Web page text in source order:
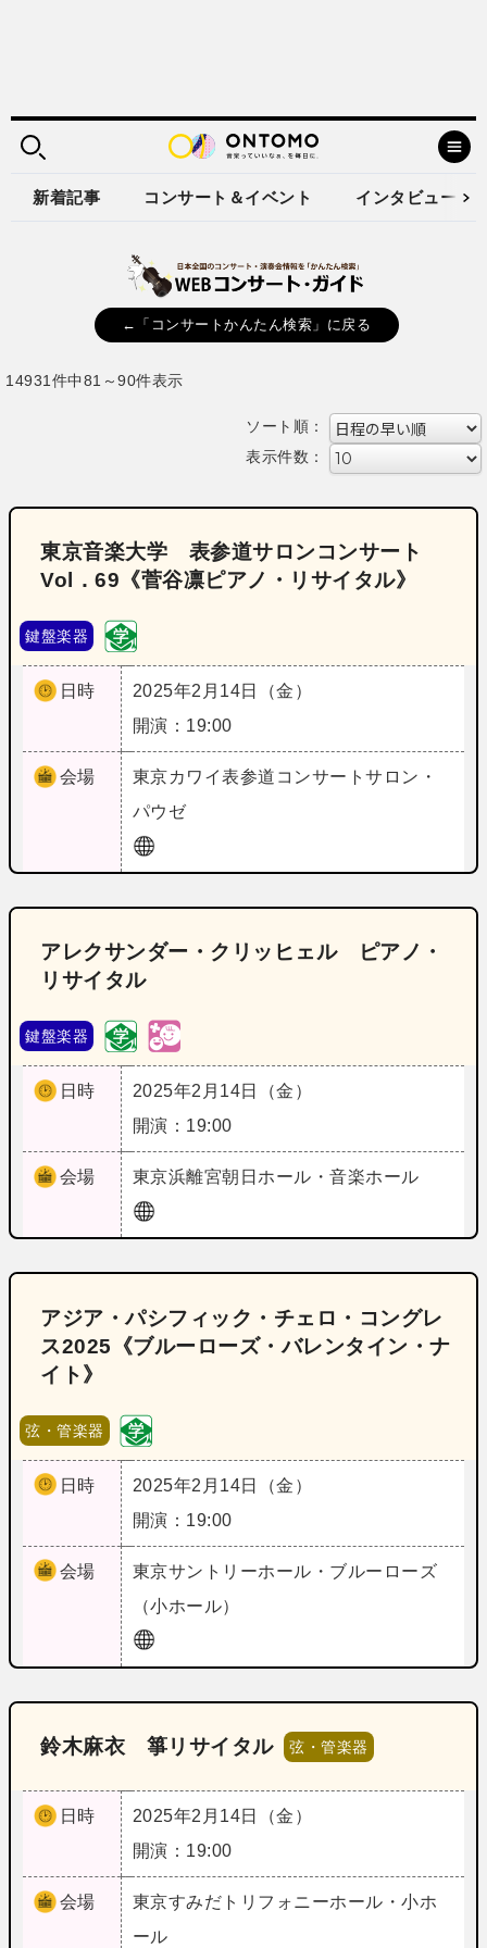
新着記事 コンサート＆イベント インタビュー
←「コンサートかんたん検索」に戻る
14931件中81～90件表示
ソート順：
表示件数：
東京音楽大学 表参道サロンコンサート
Vol．69《菅谷凛ピアノ・リサイタル》
鍵盤楽器
日時
2025年2月14日（金）
開演：19:00
会場 東京カワイ表参道コンサートサロン・
パウゼ
アレクサンダー・クリッヒェル ピアノ・
リサイタル
鍵盤楽器
日時
2025年2月14日（金）
開演：19:00
会場 東京浜離宮朝日ホール・音楽ホール
アジア・パシフィック・チェロ・コングレ
ス2025《ブルーローズ・バレンタイン・ナ
イト》
弦・管楽器
日時
2025年2月14日（金）
開演：19:00
会場 東京サントリーホール・ブルーローズ
（小ホール）
鈴木麻衣 箏リサイタル 弦・管楽器
日時
2025年2月14日（金）
開演：19:00
会場 東京すみだトリフォニーホール・小ホ
ール